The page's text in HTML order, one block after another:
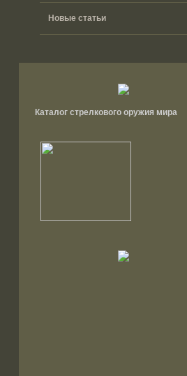
Новые статьи
Каталог стрелкового оружия мира